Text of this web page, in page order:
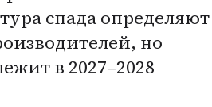
спада определяют
но
в 2027–2028